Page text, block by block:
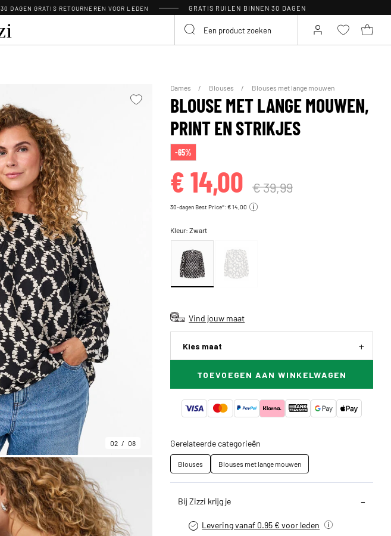
30 DAGEN GRATIS RETOURNEREN VOOR LEDEN GRATIS RUILEN BINNEN 30 DAGEN
02 08
Dames Blouses Blouses met lange mouwen
BLOUSE MET LANGE MOUWEN,
PRINT EN STRIKJES
-65%
€ 14,00 € 39,99
30-dagen Best Price*: € 14,00
Kleur:Zwart
Vind jouw maat
Kies maat
TOEVOEGEN AAN WINKELWAGEN
Gerelateerde categorieën
Blouses Blouses met lange mouwen
Bij Zizzi krijg je
Levering vanaf 0.95 € voor leden